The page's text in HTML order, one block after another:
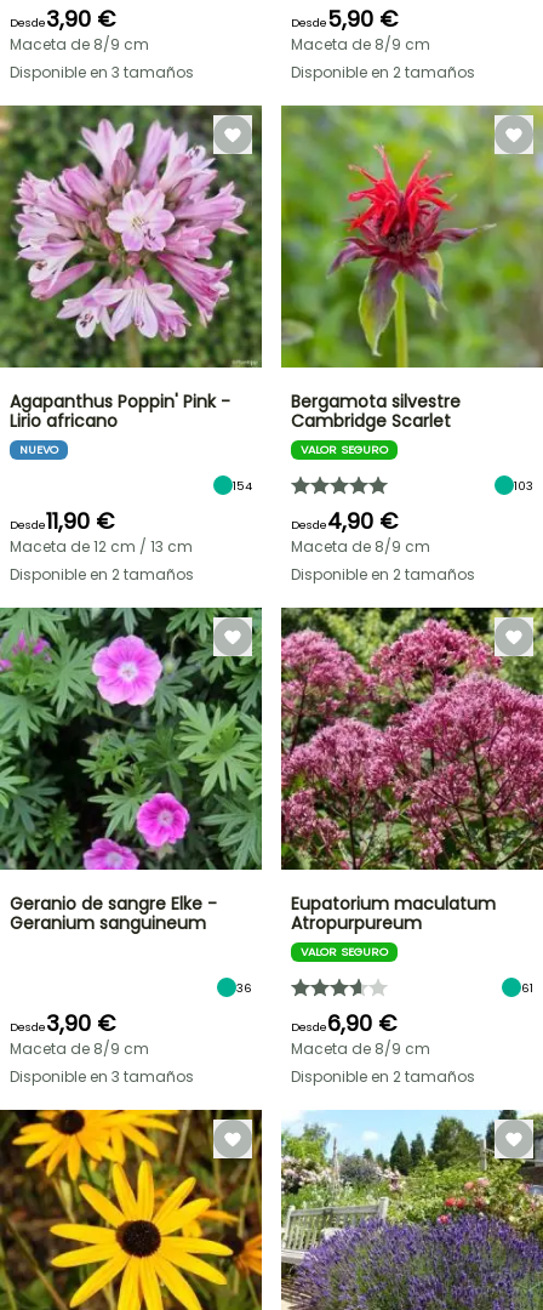
Desde3,90 €
Maceta de 8/9 cm
Disponible en 3 tamaños
Desde5,90 €
Maceta de 8/9 cm
Disponible en 2 tamaños
Agapanthus Poppin' Pink -
Lirio africano
NUEVO
154
Desde11,90 €
Maceta de 12 cm / 13 cm
Disponible en 2 tamaños
Bergamota silvestre
Cambridge Scarlet
VALOR SEGURO
103
Desde4,90 €
Maceta de 8/9 cm
Disponible en 2 tamaños
Geranio de sangre Elke -
Geranium sanguineum
36
Desde3,90 €
Maceta de 8/9 cm
Disponible en 3 tamaños
Eupatorium maculatum
Atropurpureum
VALOR SEGURO
61
Desde6,90 €
Maceta de 8/9 cm
Disponible en 2 tamaños